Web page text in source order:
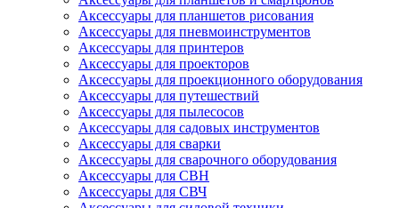
Аксессуары для планшетов рисования
Аксессуары для пневмоинструментов
Аксессуары для принтеров
Аксессуары для проекторов
Аксессуары для проекционного оборудования
Аксессуары для путешествий
Аксессуары для пылесосов
Аксессуары для садовых инструментов
Аксессуары для сварки
Аксессуары для сварочного оборудования
Аксессуары для СВН
Аксессуары для СВЧ